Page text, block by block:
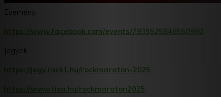
Esemény:
https://www.facebook.com/events/7935525646550980
Jegyek:
https://jegy.rock1.hu/rockmaraton-2025
https://www.tixa.hu/rockmaraton2025